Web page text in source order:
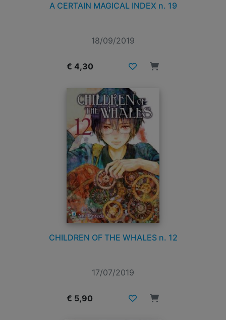
A CERTAIN MAGICAL INDEX n. 19
18/09/2019
€ 4,30
CHILDREN OF THE WHALES n. 12
17/07/2019
€ 5,90